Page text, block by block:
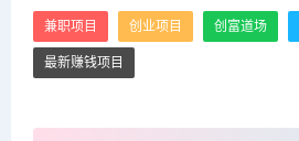
兼职项目 创业项目 创富道场
最新赚钱项目